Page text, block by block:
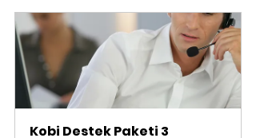
Kobi Destek Paketi 3